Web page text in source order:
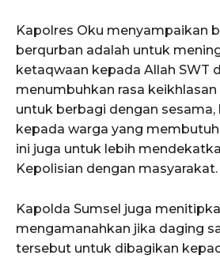
Kapolres Oku menyampaikan
berqurban adalah untuk
ketaqwaan kepada Allah SWT
menumbuhkan rasa
untuk berbagi dengan sesama,
kepada warga yang
ini juga untuk lebih
Kepolisian dengan masyarakat.
Kapolda Sumsel juga
mengamanahkan jika daging
tersebut untuk dibagikan